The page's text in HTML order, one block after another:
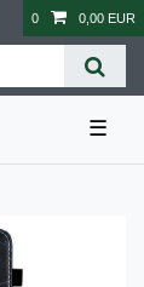
0 0,00 EUR
☰